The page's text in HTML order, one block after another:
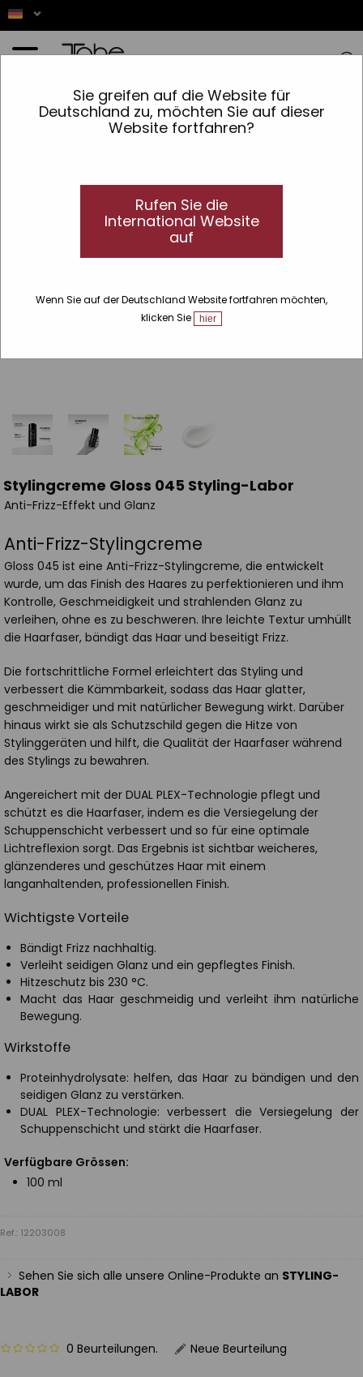
Sie greifen auf die Website für
Deutschland zu, möchten Sie auf dieser
Website fortfahren?
Rufen Sie die
International Website
auf
Wenn Sie auf der Deutschland Website fortfahren möchten,
klicken Sie
hier
Styling-Labor » Stylingcreme Gloss 045
Stylingcreme Gloss 045 Styling-Labor
Anti-Frizz-Effekt und Glanz
Anti-Frizz-Stylingcreme
Gloss 045 ist eine Anti-Frizz-Stylingcreme, die entwickelt
wurde, um das Finish des Haares zu perfektionieren und ihm
Kontrolle, Geschmeidigkeit und strahlenden Glanz zu
verleihen, ohne es zu beschweren. Ihre leichte Textur umhüllt
die Haarfaser, bändigt das Haar und beseitigt Frizz.
Die fortschrittliche Formel erleichtert das Styling und
verbessert die Kämmbarkeit, sodass das Haar glatter,
geschmeidiger und mit natürlicher Bewegung wirkt. Darüber
hinaus wirkt sie als Schutzschild gegen die Hitze von
Stylinggeräten und hilft, die Qualität der Haarfaser während
des Stylings zu bewahren.
Angereichert mit der DUAL PLEX-Technologie pflegt und
schützt es die Haarfaser, indem es die Versiegelung der
Schuppenschicht verbessert und so für eine optimale
Lichtreflexion sorgt. Das Ergebnis ist sichtbar weicheres,
glänzenderes und geschützes Haar mit einem
langanhaltenden, professionellen Finish.
Wichtigste Vorteile
Bändigt Frizz nachhaltig.
Verleiht seidigen Glanz und ein gepflegtes Finish.
Hitzeschutz bis 230 °C.
Macht das Haar geschmeidig und verleiht ihm natürliche
Bewegung.
Wirkstoffe
Proteinhydrolysate: helfen, das Haar zu bändigen und den
seidigen Glanz zu verstärken.
DUAL PLEX-Technologie: verbessert die Versiegelung der
Schuppenschicht und stärkt die Haarfaser.
Verfügbare Grössen:
100 ml
Ref.: 12203008
Sehen Sie sich alle unsere Online-Produkte an STYLING-
LABOR
0 Beurteilungen. Neue Beurteilung